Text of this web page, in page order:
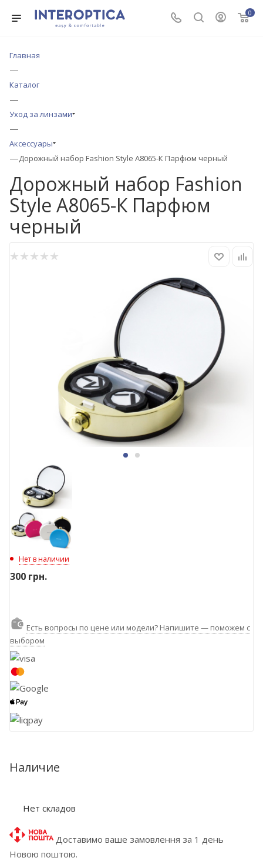
0
Главная
—
Каталог
—
Уход за линзами
—
Аксессуары
—Дорожный набор Fashion Style А8065-К Парфюм черный
Дорожный набор Fashion
Style А8065-К Парфюм
черный
Нет в наличии
300 грн.
Есть вопросы по цене или модели? Напишите — поможем с
выбором
Наличие
Нет складов
Доставимо ваше замовлення за 1 день
Новою поштою.